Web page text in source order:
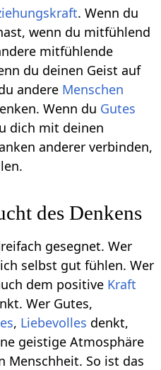
. Wenn du
wenn du mitfühlend
mitfühlende
du deinen Geist auf
andere Menschen
Wenn du Gutes
dich mit deinen
anderer verbinden,
des Denkens
gesegnet. Wer
selbst gut fühlen. Wer
dem positive Kraft
Wer Gutes,
, Liebevolles denkt,
geistige Atmosphäre
Menschheit. So ist das